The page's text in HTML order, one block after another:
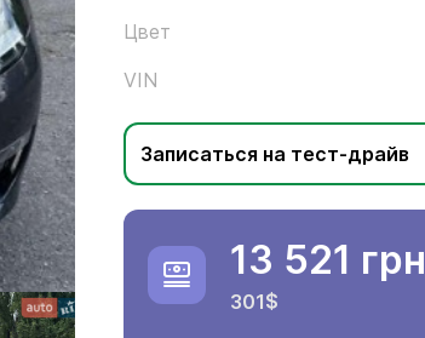
Цвет
VIN
Записаться на тест-драйв
13 521 грн
301$